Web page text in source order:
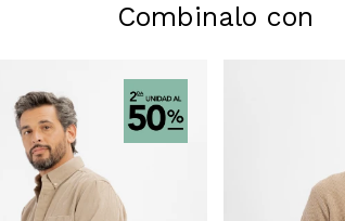
Combinalo con